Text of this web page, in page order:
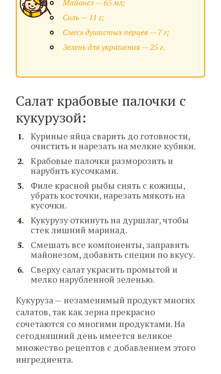
Майонез — 65 мл;
Соль — 11 г;
Смесь душистых перцев — 7 г;
Зелень для украшения — 25 г.
Салат крабовые палочки с
кукурузой:
Куриные яйца сварить до готовности,
очистить и нарезать на мелкие кубики.
Крабовые палочки разморозить и
нарубить кусочками.
Филе красной рыбы снять с кожицы,
убрать косточки, нарезать мякоть на
кусочки.
Кукурузу откинуть на дуршлаг, чтобы
стек лишний маринад.
Смешать все компоненты, заправить
майонезом, добавить специи по вкусу.
Сверху салат украсить промытой и
мелко нарубленной зеленью.
Кукуруза — незаменимый продукт многих
салатов, так как зерна прекрасно
сочетаются со многими продуктами. На
сегодняшний день имеется великое
множество рецептов с добавлением этого
ингредиента.